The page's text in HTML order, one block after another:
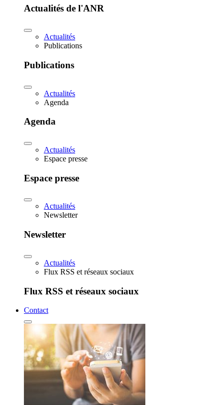
Actualités de l'ANR
Actualités
Publications
Publications
Actualités
Agenda
Agenda
Actualités
Espace presse
Espace presse
Actualités
Newsletter
Newsletter
Actualités
Flux RSS et réseaux sociaux
Flux RSS et réseaux sociaux
Contact